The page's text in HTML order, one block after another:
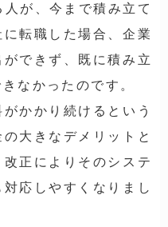
が、今まで積み立て
転職した場合、企業
できず、既に積み立
なかったのです。
かかり続けるという
大きなデメリットと
正によりそのシステ
応しやすく なりまし